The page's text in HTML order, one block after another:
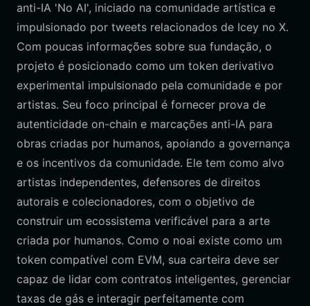
anti-IA 'No AI', iniciado na comunidade artística e
impulsionado por tweets relacionados de Icey no X.
Com poucas informações sobre sua fundação, o
projeto é posicionado como um token derivativo
experimental impulsionado pela comunidade e por
artistas. Seu foco principal é fornecer prova de
autenticidade on-chain e marcações anti-IA para
obras criadas por humanos, apoiando a governança
e os incentivos da comunidade. Ele tem como alvo
artistas independentes, defensores de direitos
autorais e colecionadores, com o objetivo de
construir um ecossistema verificável para a arte
criada por humanos. Como o noai existe como um
token compatível com EVM, sua carteira deve ser
capaz de lidar com contratos inteligentes, gerenciar
taxas de gás e interagir perfeitamente com